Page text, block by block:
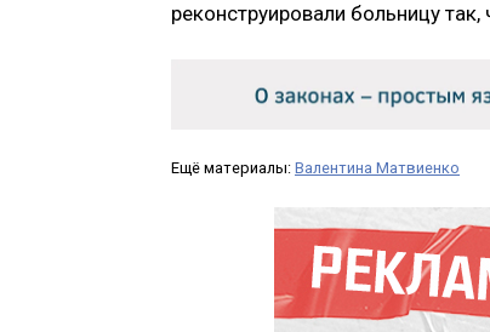
реконструировали больницу
Ещё материалы: Валентина Матвиенко